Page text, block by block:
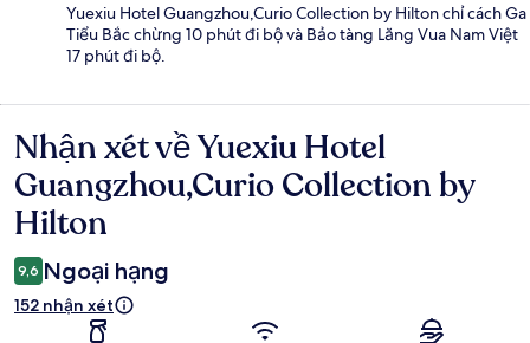
Yuexiu Hotel Guangzhou,Curio Collection by Hilton chỉ cách Ga
Tiểu Bắc chừng 10 phút đi bộ và Bảo tàng Lăng Vua Nam Việt
17 phút đi bộ.
Nhận
xét
Nhận xét về Yuexiu Hotel
Guangzhou,Curio Collection by
Hilton
9,6 Ngoại hạng
152 nhận xét